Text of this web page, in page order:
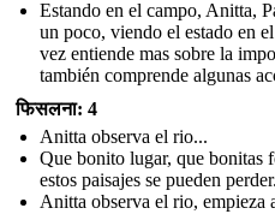
Estando en el campo, Anitta,
un poco, viendo el estado en
vez entiende mas sobre la
también comprende algunas
फिसलना: 4
Anitta observa el rio...
Que bonito lugar, que bonitas
estos paisajes se pueden perder.
Anitta observa el rio, empieza